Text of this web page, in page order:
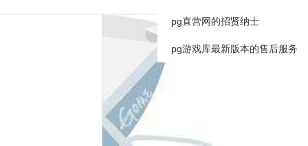
pg直营网的招贤纳士
pg游戏库最新版本的售后服务